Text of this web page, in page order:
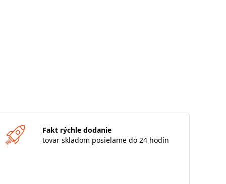
Fakt rýchle dodanie
tovar skladom posielame do 24 hodín